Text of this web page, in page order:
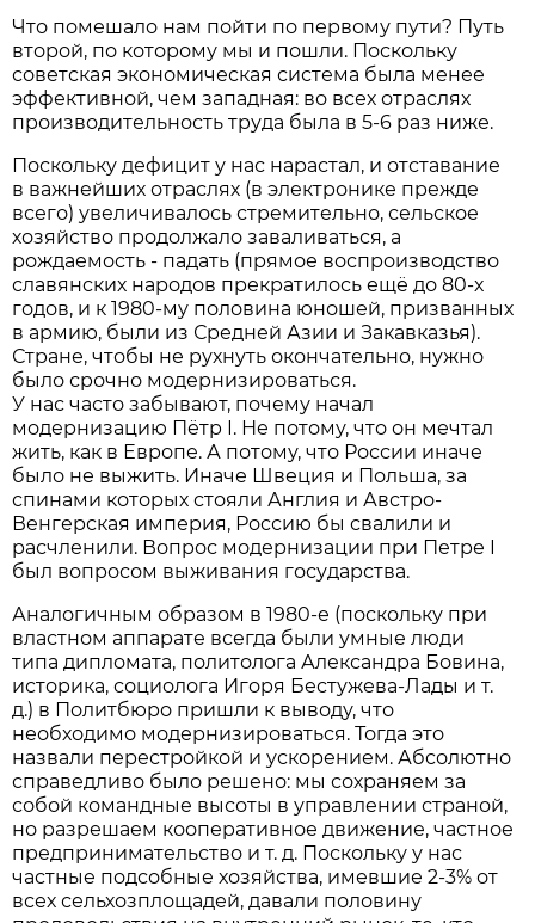
Что помешало нам пойти по первому пути? Путь
второй, по которому мы и пошли. Поскольку
советская экономическая система была менее
эффективной, чем западная: во всех отраслях
производительность труда была в 5-6 раз ниже.
Поскольку дефицит у нас нарастал, и отставание
в важнейших отраслях (в электронике прежде
всего) увеличивалось стремительно, сельское
хозяйство продолжало заваливаться, а
рождаемость - падать (прямое воспроизводство
славянских народов прекратилось ещё до 80-х
годов, и к 1980-му половина юношей, призванных
в армию, были из Средней Азии и Закавказья).
Стране, чтобы не рухнуть окончательно, нужно
было срочно модернизироваться.
У нас часто забывают, почему начал
модернизацию Пётр I. Не потому, что он мечтал
жить, как в Европе. А потому, что России иначе
было не выжить. Иначе Швеция и Польша, за
спинами которых стояли Англия и Австро-
Венгерская империя, Россию бы свалили и
расчленили. Вопрос модернизации при Петре I
был вопросом выживания государства.
Аналогичным образом в 1980-е (поскольку при
властном аппарате всегда были умные люди
типа дипломата, политолога Александра Бовина,
историка, социолога Игоря Бестужева-Лады и т.
д.) в Политбюро пришли к выводу, что
необходимо модернизироваться. Тогда это
назвали перестройкой и ускорением. Абсолютно
справедливо было решено: мы сохраняем за
собой командные высоты в управлении страной,
но разрешаем кооперативное движение, частное
предпринимательство и т. д. Поскольку у нас
частные подсобные хозяйства, имевшие 2-3% от
всех сельхозплощадей, давали половину